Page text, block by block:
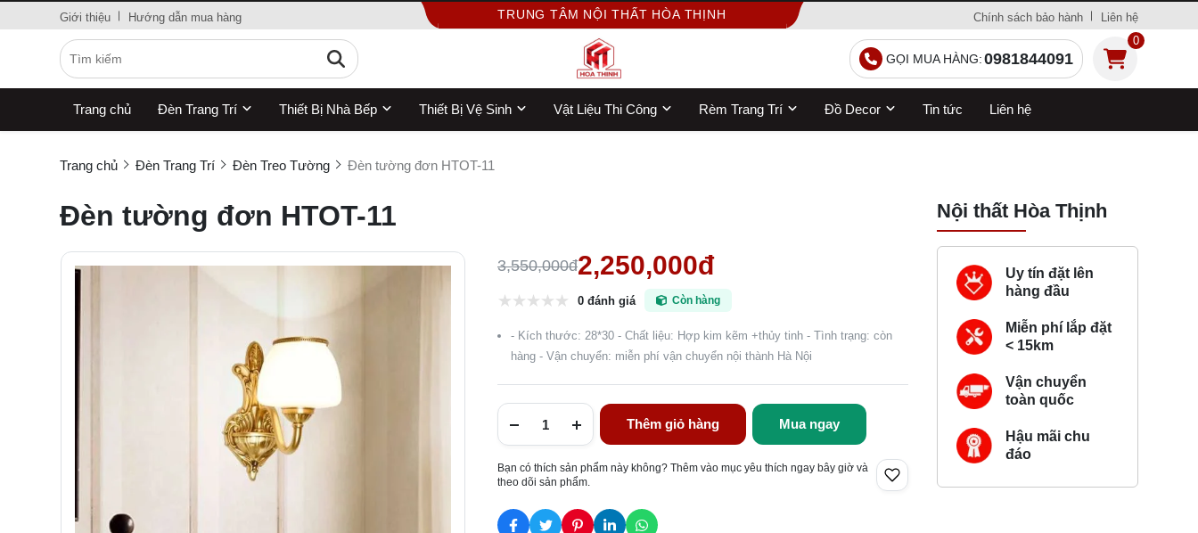
Giới thiệu Hướng dẫn mua hàng TRUNG TÂM NỘI THẤT HÒA THỊNH Chính sách bảo hành Liên hệ
GỌI MUA HÀNG:0981844091
0
Trang chủ Đèn Trang Trí Thiết Bị Nhà Bếp Thiết Bị Vệ Sinh Vật Liệu Thi Công Rèm Trang Trí Đồ Decor Tin tức Liên hệ
Trang chủ Đèn Trang Trí Đèn Treo Tường Đèn tường đơn HTOT-11
Đèn tường đơn HTOT-11
3,550,000đ2,250,000đ
0 đánh giá Còn hàng
- Kích thước: 28*30 - Chất liệu: Hợp kim kẽm +thủy tinh - Tình trạng: còn
hàng - Vận chuyển: miễn phí vận chuyển nội thành Hà Nội
Thêm giỏ hàng Mua ngay
Bạn có thích sản phẩm này không? Thêm vào mục yêu thích ngay bây giờ và
theo dõi sản phẩm.
Nội thất Hòa Thịnh
Uy tín đặt lên
hàng đầu
Miễn phí lắp đặt
< 15km
Vận chuyển
toàn quốc
Hậu mãi chu
đáo